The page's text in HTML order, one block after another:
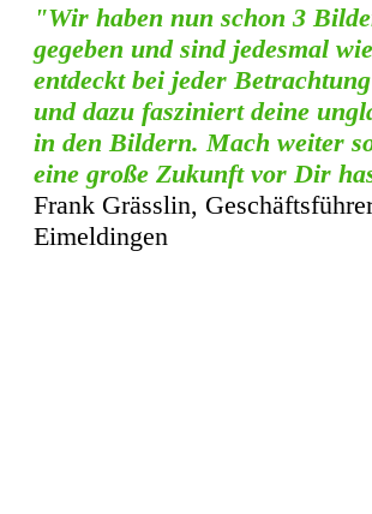
"Wir haben nun schon 3
gegeben und sind jedesmal
entdeckt bei jeder
und dazu fasziniert deine
in den Bildern. Mach weiter
eine große Zukunft vor Dir
Frank Grässlin,
Eimeldingen